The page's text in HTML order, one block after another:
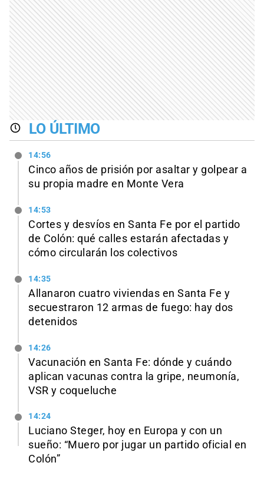
LO ÚLTIMO
14:56
Cinco años de prisión por asaltar y golpear a
su propia madre en Monte Vera
14:53
Cortes y desvíos en Santa Fe por el partido
de Colón: qué calles estarán afectadas y
cómo circularán los colectivos
14:35
Allanaron cuatro viviendas en Santa Fe y
secuestraron 12 armas de fuego: hay dos
detenidos
14:26
Vacunación en Santa Fe: dónde y cuándo
aplican vacunas contra la gripe, neumonía,
VSR y coqueluche
14:24
Luciano Steger, hoy en Europa y con un
sueño: “Muero por jugar un partido oficial en
Colón”